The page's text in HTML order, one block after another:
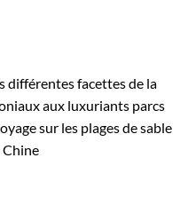
différentes facettes de la
aux luxuriants parcs
sur les plages de sable
Chine